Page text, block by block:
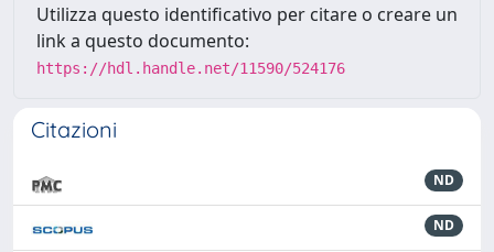
Utilizza questo identificativo per citare o creare un
link a questo documento:
https://hdl.handle.net/11590/524176
Citazioni
ND
ND